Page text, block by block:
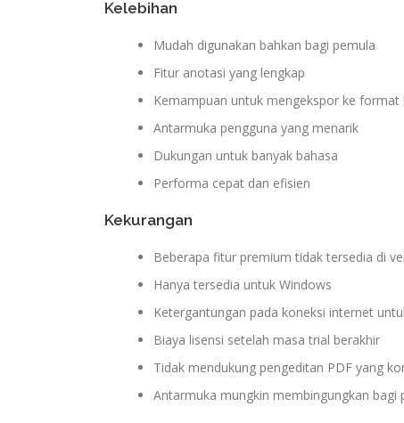
Kelebihan
Mudah digunakan bahkan bagi pemula
Fitur anotasi yang lengkap
Kemampuan untuk mengekspor ke format
Antarmuka pengguna yang menarik
Dukungan untuk banyak bahasa
Performa cepat dan efisien
Kekurangan
Beberapa fitur premium tidak tersedia di
Hanya tersedia untuk Windows
Ketergantungan pada koneksi internet
Biaya lisensi setelah masa trial berakhir
Tidak mendukung pengeditan PDF yang
Antarmuka mungkin membingungkan bagi